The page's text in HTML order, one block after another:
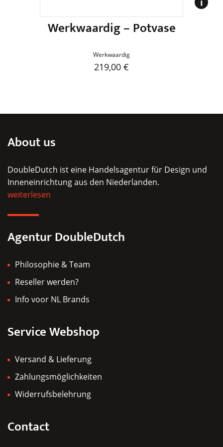
werden
Werkwaardig – Potvase
Werkwaardig
219,00 €
Optionen
können
gewählt
About us
DoubleDutch ist eine Handelsagentur für Design und
Inneneinrichtung aus den Niederlanden.
weiterlesen
Agentur DoubleDutch
Philosophie & Team
Reseller werden?
Info voor NL Brands
Service Webshop
Versand & Lieferung
Zahlungsmöglichkeiten
Widerrufsbelehrung
Contact